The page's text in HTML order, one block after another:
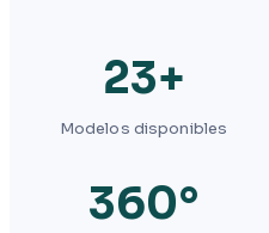
23+
Modelos disponibles
360°